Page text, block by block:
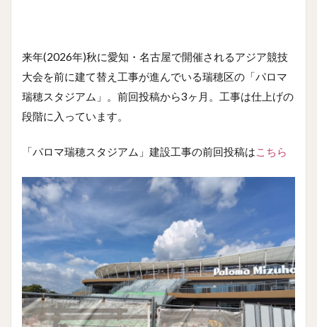
来年(2026年)秋に愛知・名古屋で開催されるアジア競技
大会を前に建て替え工事が進んでいる瑞穂区の「パロマ
瑞穂スタジアム」。前回投稿から3ヶ月。工事は仕上げの
段階に入っています。
「パロマ瑞穂スタジアム」建設工事の前回投稿は こちら